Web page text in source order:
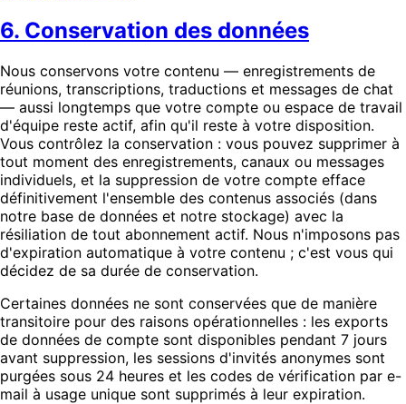
6. Conservation des données
Nous conservons votre contenu — enregistrements de
réunions, transcriptions, traductions et messages de chat
— aussi longtemps que votre compte ou espace de travail
d'équipe reste actif, afin qu'il reste à votre disposition.
Vous contrôlez la conservation : vous pouvez supprimer à
tout moment des enregistrements, canaux ou messages
individuels, et la suppression de votre compte efface
définitivement l'ensemble des contenus associés (dans
notre base de données et notre stockage) avec la
résiliation de tout abonnement actif. Nous n'imposons pas
d'expiration automatique à votre contenu ; c'est vous qui
décidez de sa durée de conservation.
Certaines données ne sont conservées que de manière
transitoire pour des raisons opérationnelles : les exports
de données de compte sont disponibles pendant 7 jours
avant suppression, les sessions d'invités anonymes sont
purgées sous 24 heures et les codes de vérification par e-
mail à usage unique sont supprimés à leur expiration.